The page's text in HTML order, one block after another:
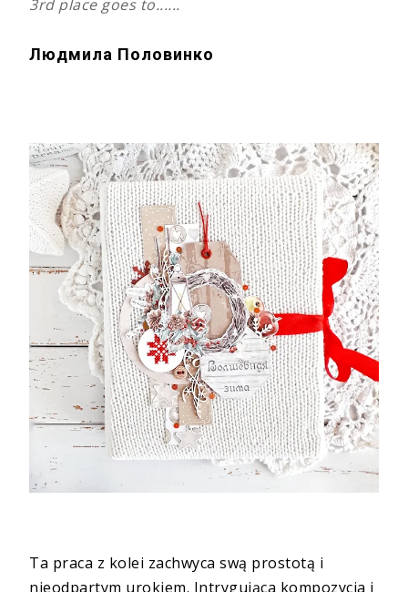
3rd place goes to......
Людмила Половинко
Ta praca z kolei zachwyca swą prostotą i
nieodpartym urokiem. Intrygująca kompozycja i